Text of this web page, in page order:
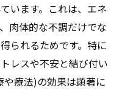
啓気功治療や療法)の
功(天啓気功治療や療
よる遠隔エネルギ
います。これは、エネ
肉体的な不調だけでな
られるためです。特に
レスや不安と結び付い
療法)の効果は顕著に